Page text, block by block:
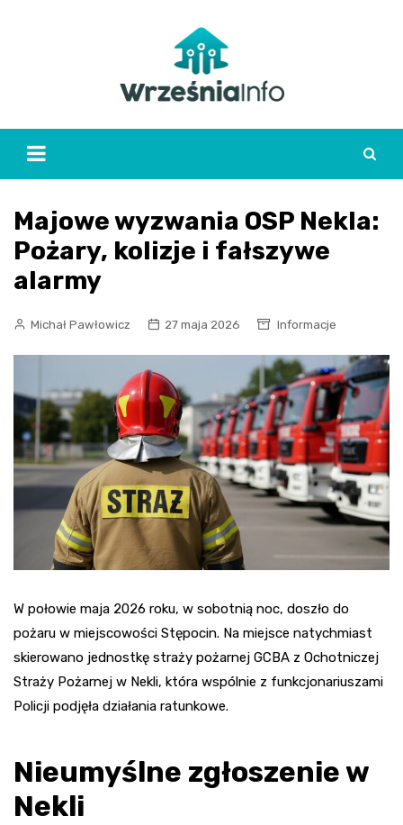
Majowe wyzwania OSP Nekla:
Pożary, kolizje i fałszywe
alarmy
Michał Pawłowicz 27 maja 2026 Informacje
W połowie maja 2026 roku, w sobotnią noc, doszło do
pożaru w miejscowości Stępocin. Na miejsce natychmiast
skierowano jednostkę straży pożarnej GCBA z Ochotniczej
Straży Pożarnej w Nekli, która wspólnie z funkcjonariuszami
Policji podjęła działania ratunkowe.
Nieumyślne zgłoszenie w
Nekli